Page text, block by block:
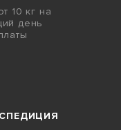
10 кг на
день